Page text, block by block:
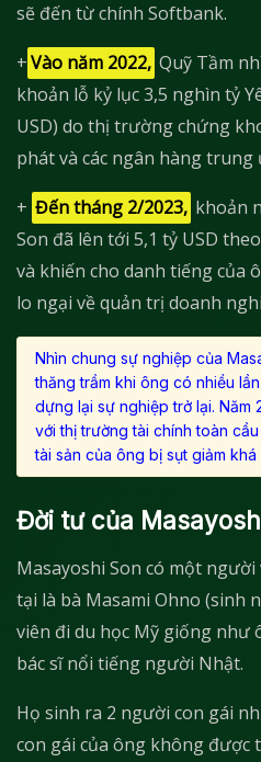
sẽ đến từ chính Softbank.
+Vào năm 2022, Quỹ Tầm
khoản lỗ kỷ lục 3,5 nghìn tỷ
USD) do thị trường chứng
phát và các ngân hàng
+ Đến tháng 2/2023, khoản
Son đã lên tới 5,1 tỷ USD
và khiến cho danh tiếng của
lo ngại về quản trị doanh
Nhìn chung sự nghiệp của
thăng trầm khi ông có nhiều
dựng lại sự nghiệp trở lại. Năm
với thị trường tài chính toàn
tài sản của ông bị sụt giảm khá
Đời tư của
Masayoshi Son có một
tại là bà Masami Ohno (sinh
viên đi du học Mỹ giống như
bác sĩ nổi tiếng người Nhật.
Họ sinh ra 2 người con gái
con gái của ông không được